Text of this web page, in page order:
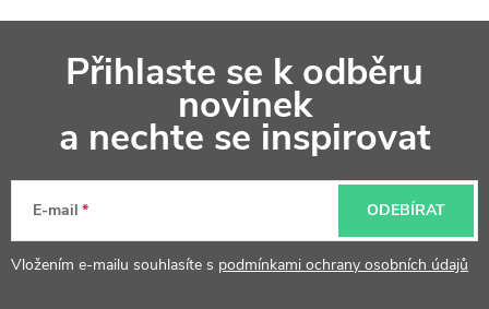
a
Přihlaste se k odběru
novinek
a nechte se inspirovat
E-mail
Vložením e-mailu souhlasíte s podmínkami ochrany osobních údajů
ODEBÍRAT